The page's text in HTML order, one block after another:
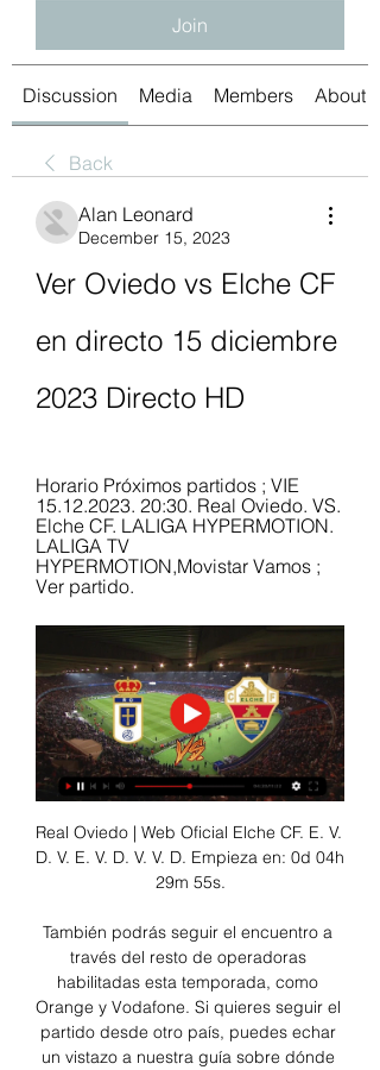
Join
Discussion Media Members About
Back
Alan Leonard
December 15, 2023
Ver Oviedo vs Elche CF
en directo 15 diciembre
2023 Directo HD
Horario Próximos partidos ; VIE
15.12.2023. 20:30. Real Oviedo. VS.
Elche CF. LALIGA HYPERMOTION.
LALIGA TV
HYPERMOTION,Movistar Vamos ;
Ver partido.
Real Oviedo | Web Oficial Elche CF. E. V.
D. V. E. V. D. V. V. D. Empieza en: 0d 04h
29m 55s.
También podrás seguir el encuentro a
través del resto de operadoras
habilitadas esta temporada, como
Orange y Vodafone. Si quieres seguir el
partido desde otro país, puedes echar
un vistazo a nuestra guía sobre dónde